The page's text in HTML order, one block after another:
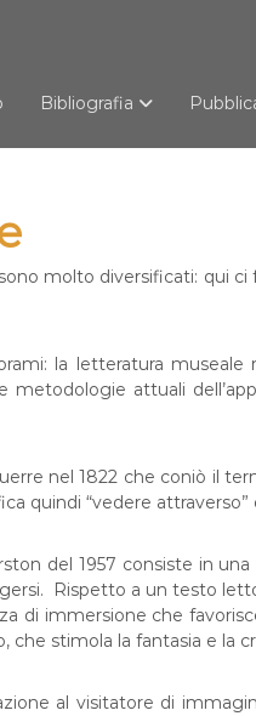
Bibliografia
molto diversificati: qui
la letteratura
attuali
nel 1822 che coniò il
quindi “vedere attraverso”
del 1957 consiste in
Rispetto a un testo
di immersione che
che stimola la fantasia e la
al visitatore di